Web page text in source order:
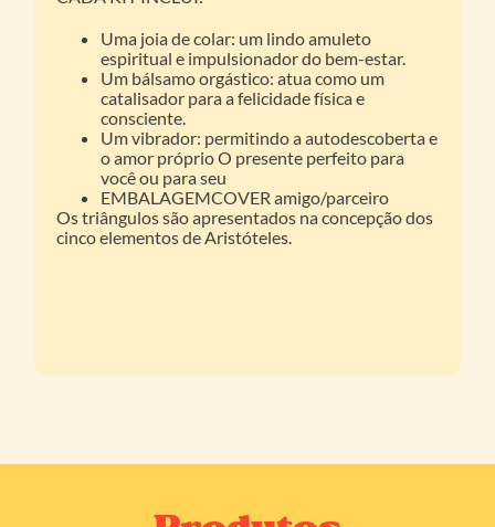
Uma joia de colar: um lindo amuleto
espiritual e impulsionador do bem-estar.
Um bálsamo orgástico: atua como um
catalisador para a felicidade física e
consciente.
Um vibrador: permitindo a autodescoberta e
o amor próprio O presente perfeito para
você ou para seu
EMBALAGEMCOVER amigo/parceiro
Os triângulos são apresentados na concepção dos
cinco elementos de Aristóteles.